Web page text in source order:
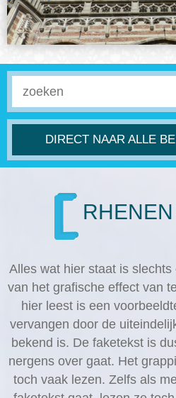
DIRECT NAAR ALLE
Alles wat hier staat is
van het grafische effect van
hier leest is een
vervangen door de
bekend is. De faketekst is
nergens over gaat. Het
toch vaak lezen. Zelfs als